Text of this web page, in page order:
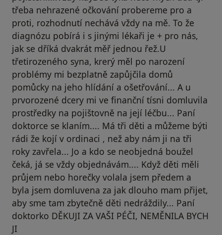
třeba nehrazené očkování probereme pro a
proti, rozhodnutí nechává vždy na mě. To že
diagnózu pobírá i s jinými lékaři je + pro nás,
jak se dříká dvakrát měř jednou řež.U
třetirozeného syna, krerý měl po narození
problémy mi bezplatně zapůjčila domů
pomůcky na jeho hlídání a ošetřování... A u
prvorozené dcery mi ve finanční tísni domluvila
prostředky na pojištovně na její léčbu... Paní
doktorce se klaním.... Má tři děti a můžeme býti
rádi že kojí v ordinaci , než aby nám ji na tři
roky zavřela... Jo a kdo se neobjedná boužel
čeká, já se vždy objednávám.... Když děti měli
průjem nebo horečky volala jsem předem a
byla jsem domluvena za jak dlouho mam přijet,
aby sme tam zbytečně děti nedráždily... Paní
doktorko DĚKUJI ZA VAŠI PÉČI, NEMĚNILA BYCH
JI